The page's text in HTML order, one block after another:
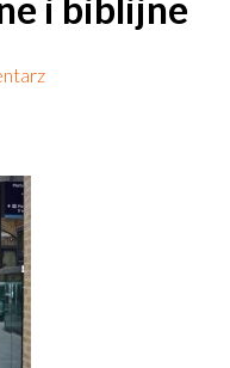
i biblijne